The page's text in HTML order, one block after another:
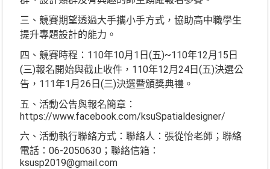
三、競賽期望透過大手攜小手方式，協助高中職學生
提升專題設計的能力。
四、競賽時程：110年10月1日(五)~110年12月15日
(三)報名開始與截止收件，110年12月24日(五)決選公
告，111年1月26日(三)決選暨頒獎典禮。
五、活動公告與報名簡章：
https://www.facebook.com/ksuSpatialdesigner/
六、活動執行聯絡方式：聯絡人：張從怡老師；聯絡
電話：06-2050630；聯絡信箱：
ksusp2019@gmail.com